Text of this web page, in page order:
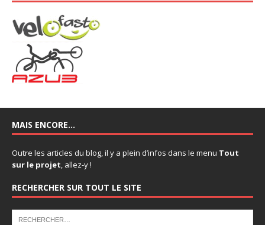
MAIS ENCORE…
Outre les articles du blog, il y a plein d’infos dans le menu Tout
sur le projet, allez-y !
RECHERCHER SUR TOUT LE SITE